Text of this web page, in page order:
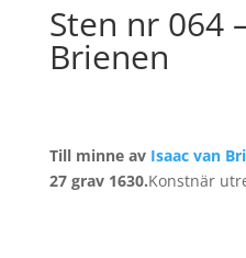
Sten nr 064
Brienen
Till minne av Isaac van
27 grav 1630.Konstnär